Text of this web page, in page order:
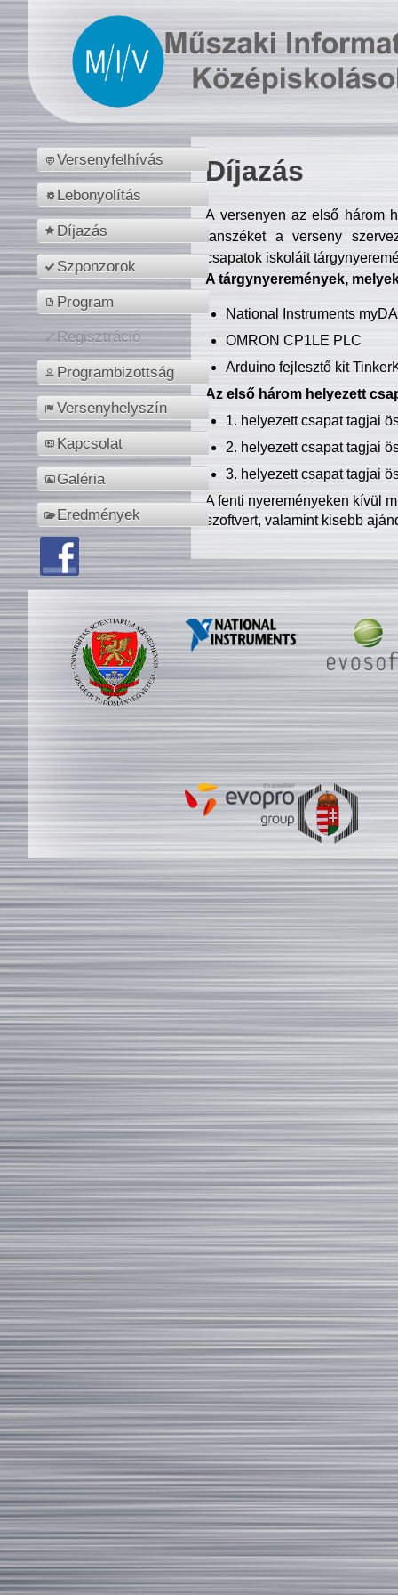
Versenyfelhívás
Lebonyolítás
Díjazás
Szponzorok
Program
Regisztráció
Programbizottság
Versenyhelyszín
Kapcsolat
Galéria
Eredmények
Díjazás
A versenyen az első három
tanszéket a verseny
csapatok iskoláit
A tárgynyeremények,
National Instruments
OMRON CP1LE PLC
Arduino fejlesztő kit
Az első három helyezett
1. helyezett csapat tagjai
2. helyezett csapat tagjai
3. helyezett csapat tagjai
A fenti nyereményeken kívül
szoftvert, valamint kisebb